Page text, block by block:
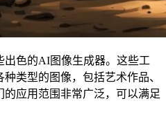
色的AI图像生成器。这些工
类型的图像，包括艺术作品、
应用范围非常广泛，可以满足